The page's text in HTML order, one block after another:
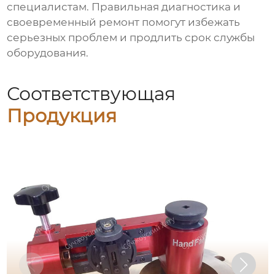
специалистам. Правильная диагностика и
своевременный ремонт помогут избежать
серьезных проблем и продлить срок службы
оборудования.
Соответствующая
Продукция